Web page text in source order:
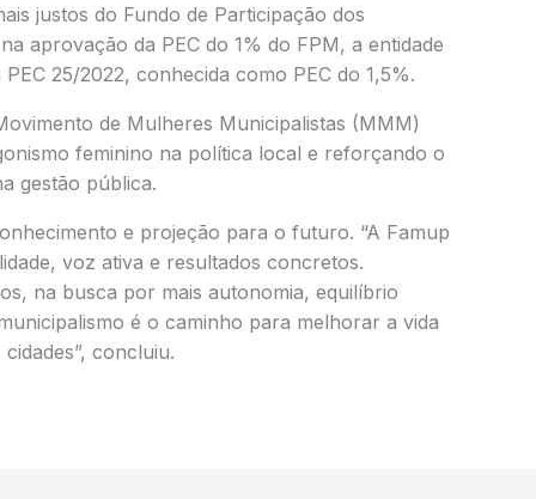
justos do Fundo de Participação dos
aprovação da PEC do 1% do FPM, a entidade
25/2022, conhecida como PEC do 1,5%.
de Mulheres Municipalistas (MMM)
feminino na política local e reforçando o
gestão pública.
e projeção para o futuro. “A Famup
voz ativa e resultados concretos.
na busca por mais autonomia, equilíbrio
é o caminho para melhorar a vida
concluiu.